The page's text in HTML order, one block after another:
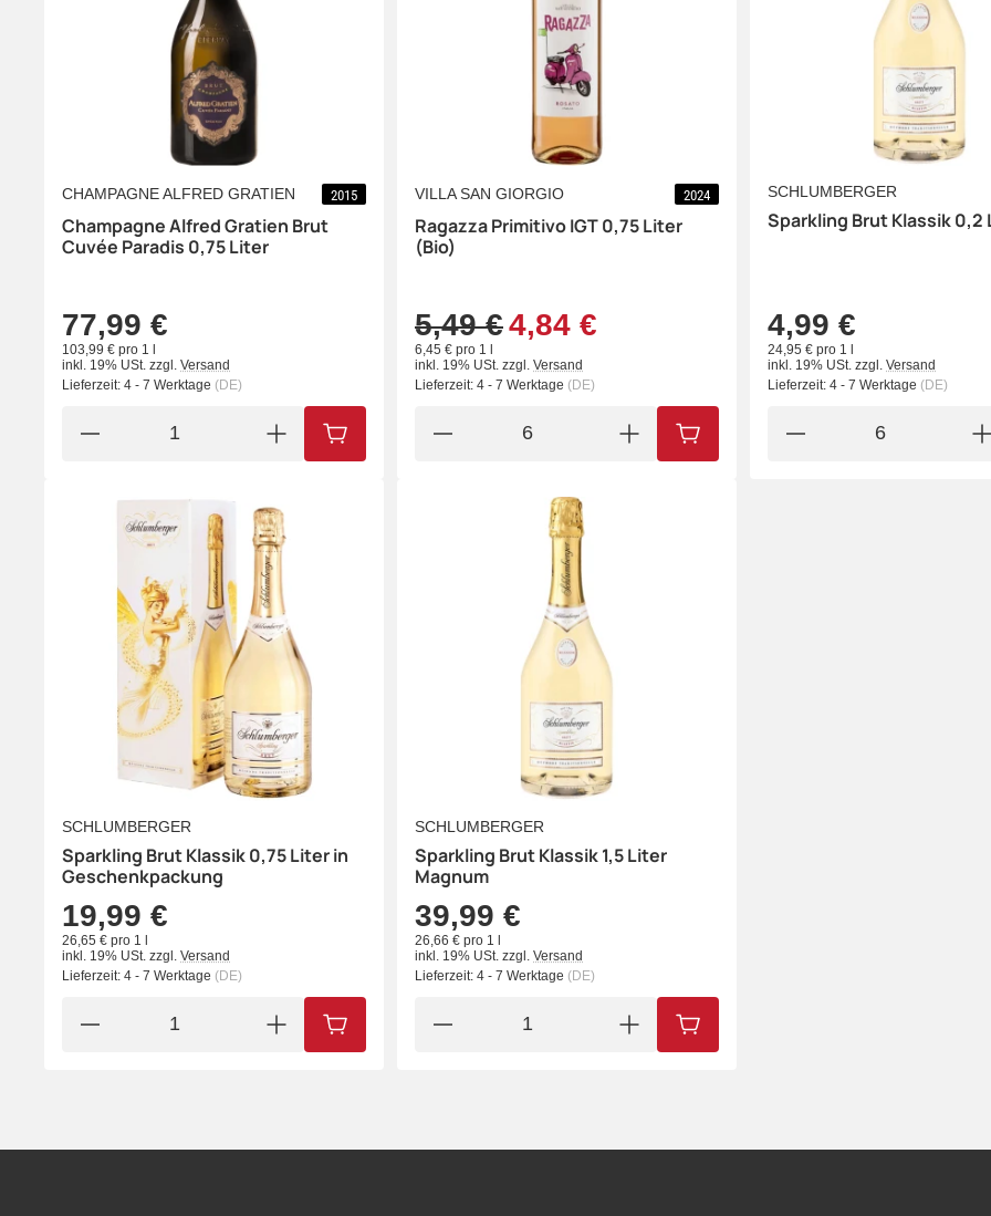
CHAMPAGNE ALFRED GRATIEN 2015
Champagne Alfred Gratien Brut
Cuvée Paradis 0,75 Liter
77,99 €
103,99 € pro 1 l
inkl. 19% USt. zzgl. Versand
Lieferzeit: 4 - 7 Werktage (DE)
IN DEN WARENKORB
VILLA SAN GIORGIO 2024
Ragazza Primitivo IGT 0,75 Liter
(Bio)
4,84 €
5,49 €
6,45 € pro 1 l
inkl. 19% USt. zzgl. Versand
Lieferzeit: 4 - 7 Werktage (DE)
IN DEN WARENKORB
SCHLUMBERGER
Sparkling Brut Klassik 0,2
4,99 €
24,95 € pro 1 l
inkl. 19% USt. zzgl. Versand
Lieferzeit: 4 - 7 Werktage (DE)
SCHLUMBERGER
Sparkling Brut Klassik 0,75 Liter in
Geschenkpackung
19,99 €
26,65 € pro 1 l
inkl. 19% USt. zzgl. Versand
Lieferzeit: 4 - 7 Werktage (DE)
IN DEN WARENKORB
SCHLUMBERGER
Sparkling Brut Klassik 1,5 Liter
Magnum
39,99 €
26,66 € pro 1 l
inkl. 19% USt. zzgl. Versand
Lieferzeit: 4 - 7 Werktage (DE)
IN DEN WARENKORB